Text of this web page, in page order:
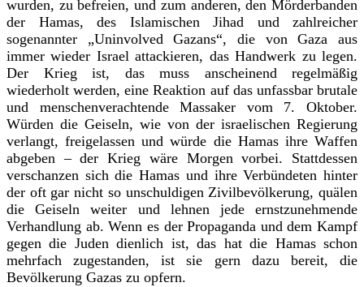
wurden, zu befreien, und zum anderen, den Mörderbanden
der Hamas, des Islamischen Jihad und zahlreicher
sogenannter „Uninvolved Gazans“, die von Gaza aus
immer wieder Israel attackieren, das Handwerk zu legen.
Der Krieg ist, das muss anscheinend regelmäßig
wiederholt werden, eine Reaktion auf das unfassbar brutale
und menschenverachtende Massaker vom 7. Oktober.
Würden die Geiseln, wie von der israelischen Regierung
verlangt, freigelassen und würde die Hamas ihre Waffen
abgeben – der Krieg wäre Morgen vorbei. Stattdessen
verschanzen sich die Hamas und ihre Verbündeten hinter
der oft gar nicht so unschuldigen Zivilbevölkerung, quälen
die Geiseln weiter und lehnen jede ernstzunehmende
Verhandlung ab. Wenn es der Propaganda und dem Kampf
gegen die Juden dienlich ist, das hat die Hamas schon
mehrfach zugestanden, ist sie gern dazu bereit, die
Bevölkerung Gazas zu opfern.